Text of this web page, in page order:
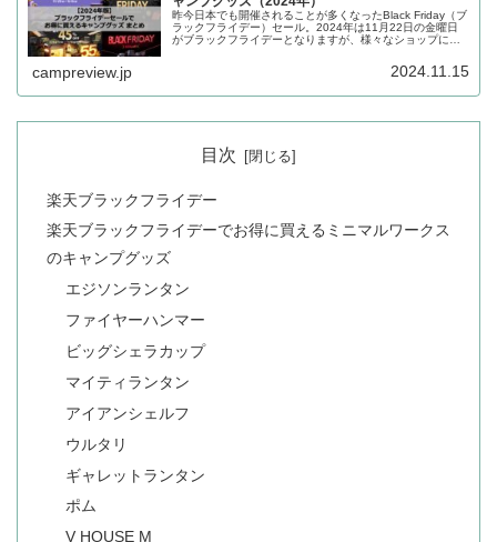
昨今日本でも開催されることが多くなったBlack Friday（ブ
ラックフライデー）セール。2024年は11月22日の金曜日
がブラックフライデーとなりますが、様々なショップにお
セールでお得に購入できるキャンプグッズをまとめます。
campreview.jp 2024.11.15
目次
楽天ブラックフライデー
楽天ブラックフライデーでお得に買えるミニマルワークス
のキャンプグッズ
エジソンランタン
ファイヤーハンマー
ビッグシェラカップ
マイティランタン
アイアンシェルフ
ウルタリ
ギャレットランタン
ポム
V HOUSE M